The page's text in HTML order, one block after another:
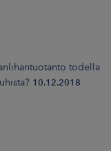
todella
10.12.2018